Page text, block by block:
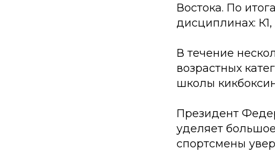
Востока. По
дисциплинах:
В течение
возрастных
школы
Президент
уделяет
спортсмены